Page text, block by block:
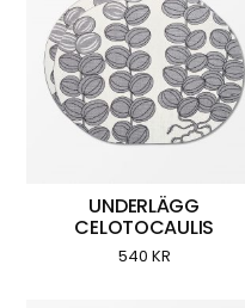
UNDERLÄGG
CELOTOCAULIS
540 KR